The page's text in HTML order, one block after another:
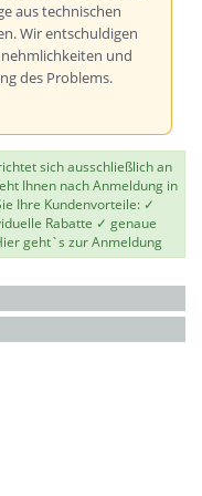
aus technischen
Wir entschuldigen
und
des Problems.
sich ausschließlich an
Ihnen nach Anmeldung in
Ihre Kundenvorteile: ✓
Rabatte ✓ genaue
geht`s zur Anmeldung